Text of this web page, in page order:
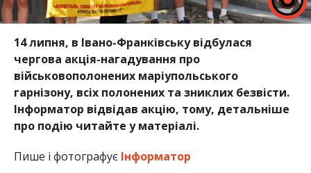
14 липня, в Івано-Франківську відбулася
чергова акція-нагадування про
військовополонених маріупольського
гарнізону, всіх полонених та зниклих безвісти.
Інформатор відвідав акцію, тому, детальніше
про подію читайте у матеріалі.
Пише і фотографуєІнформатор